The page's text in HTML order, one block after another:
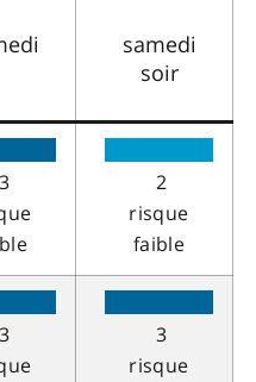
samedi
soir
3
2
risque
faible
3
3
risque